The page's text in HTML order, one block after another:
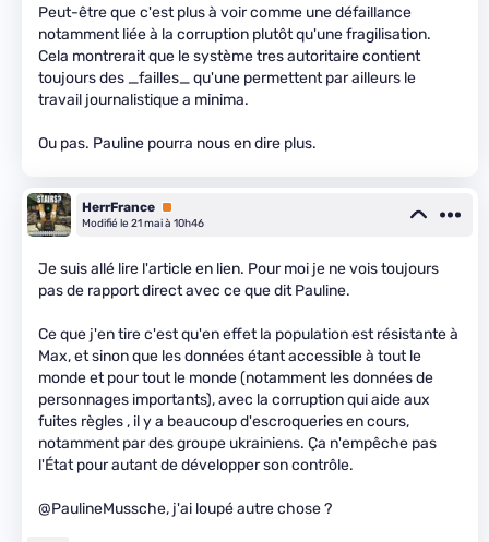
Peut-être que c'est plus à voir comme une défaillance
notamment liée à la corruption plutôt qu'une fragilisation.
Cela montrerait que le système tres autoritaire contient
toujours des _failles_ qu'une permettent par ailleurs le
travail journalistique a minima.
Ou pas. Pauline pourra nous en dire plus.
HerrFrance Premium
Modifié le 21 mai à 10h46
Je suis allé lire l'article en lien. Pour moi je ne vois toujours
pas de rapport direct avec ce que dit Pauline.
Ce que j'en tire c'est qu'en effet la population est résistante à
Max, et sinon que les données étant accessible à tout le
monde et pour tout le monde (notamment les données de
personnages importants), avec la corruption qui aide aux
fuites règles , il y a beaucoup d'escroqueries en cours,
notamment par des groupe ukrainiens. Ça n'empêche pas
l'État pour autant de développer son contrôle.
@PaulineMussche, j'ai loupé autre chose ?